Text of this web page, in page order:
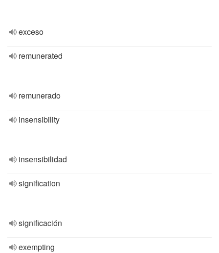
exceso
remunerated
remunerado
insensibility
insensibilidad
signification
significación
exempting